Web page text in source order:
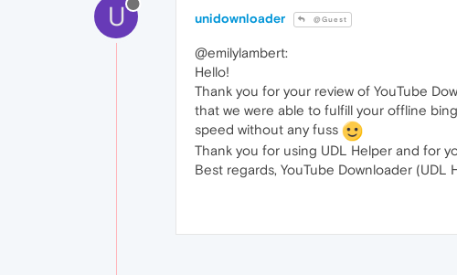
U unidownloader @Guest
@emilylambert:
Hello!
Thank you for your review of YouTube
that we were able to fulfill your offline
speed without any fuss
Thank you for using UDL Helper and for
Best regards, YouTube Downloader (UDL